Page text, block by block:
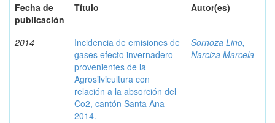
Fecha de
publicación
Título Autor(es)
2014
Incidencia de emisiones de
gases efecto invernadero
provenientes de la
Agrosilvicultura con
relación a la absorción del
Co2, cantón Santa Ana
2014.
Sornoza Lino,
Narciza Marcela